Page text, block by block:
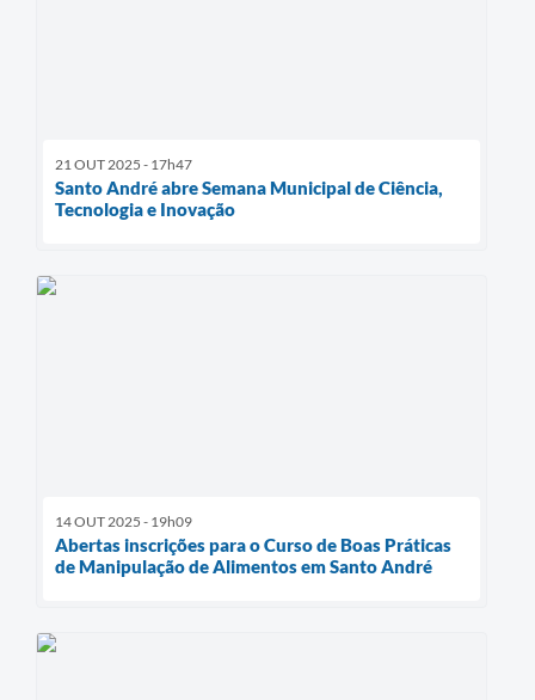
21 OUT 2025 - 17h47
Santo André abre Semana Municipal de Ciência,
Tecnologia e Inovação
14 OUT 2025 - 19h09
Abertas inscrições para o Curso de Boas Práticas
de Manipulação de Alimentos em Santo André